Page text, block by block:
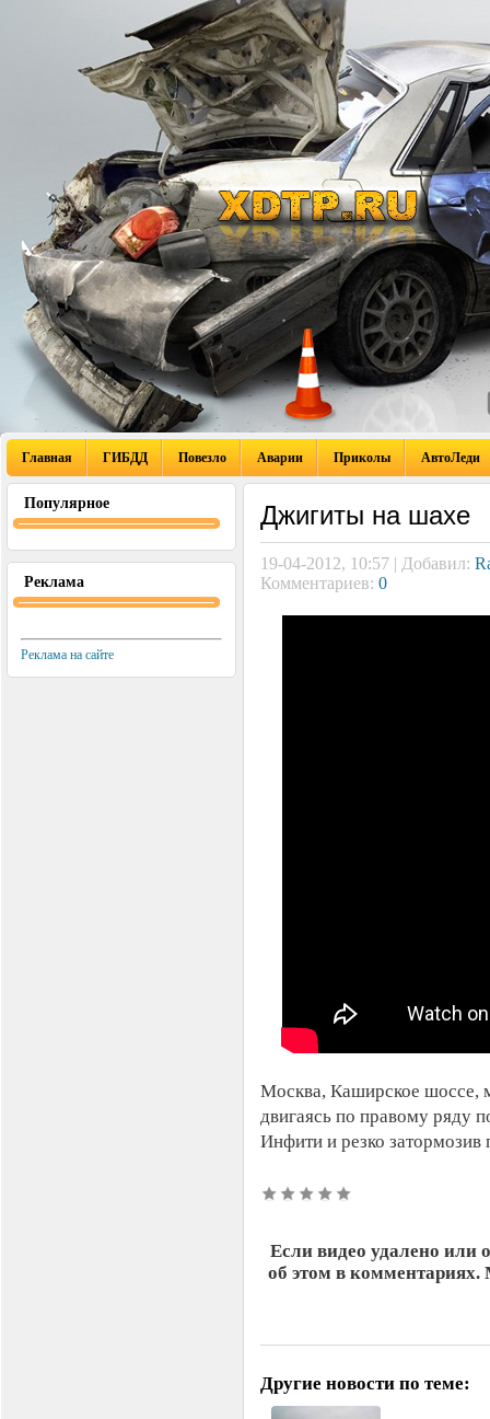
Главная ГИБДД Повезло Аварии Приколы АвтоЛеди
Популярное
Реклама
Реклама на сайте
Джигиты на шахе
19-04-2012, 10:57 | Добавил:
Комментариев: 0
Москва, Каширское шоссе,
двигаясь по правому ряду
Инфити и резко затормозив
Если видео удалено или
об этом в комментариях.
Другие новости по теме: